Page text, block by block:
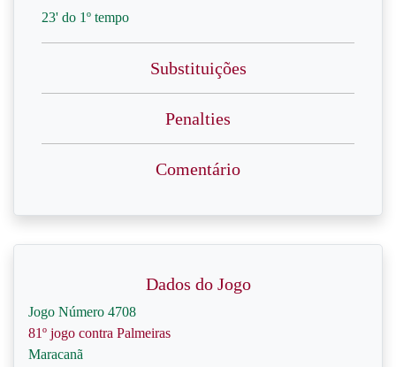
23' do 1º tempo
Substituições
Penalties
Comentário
Dados do Jogo
Jogo Número 4708
81º jogo contra Palmeiras
Maracanã